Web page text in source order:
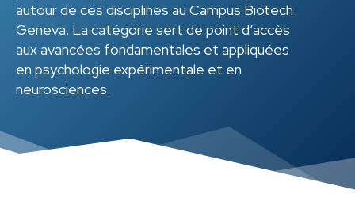
autour de ces disciplines au Campus Biotech
Geneva. La catégorie sert de point d’accès
aux avancées fondamentales et appliquées
en psychologie expérimentale et en
neurosciences.